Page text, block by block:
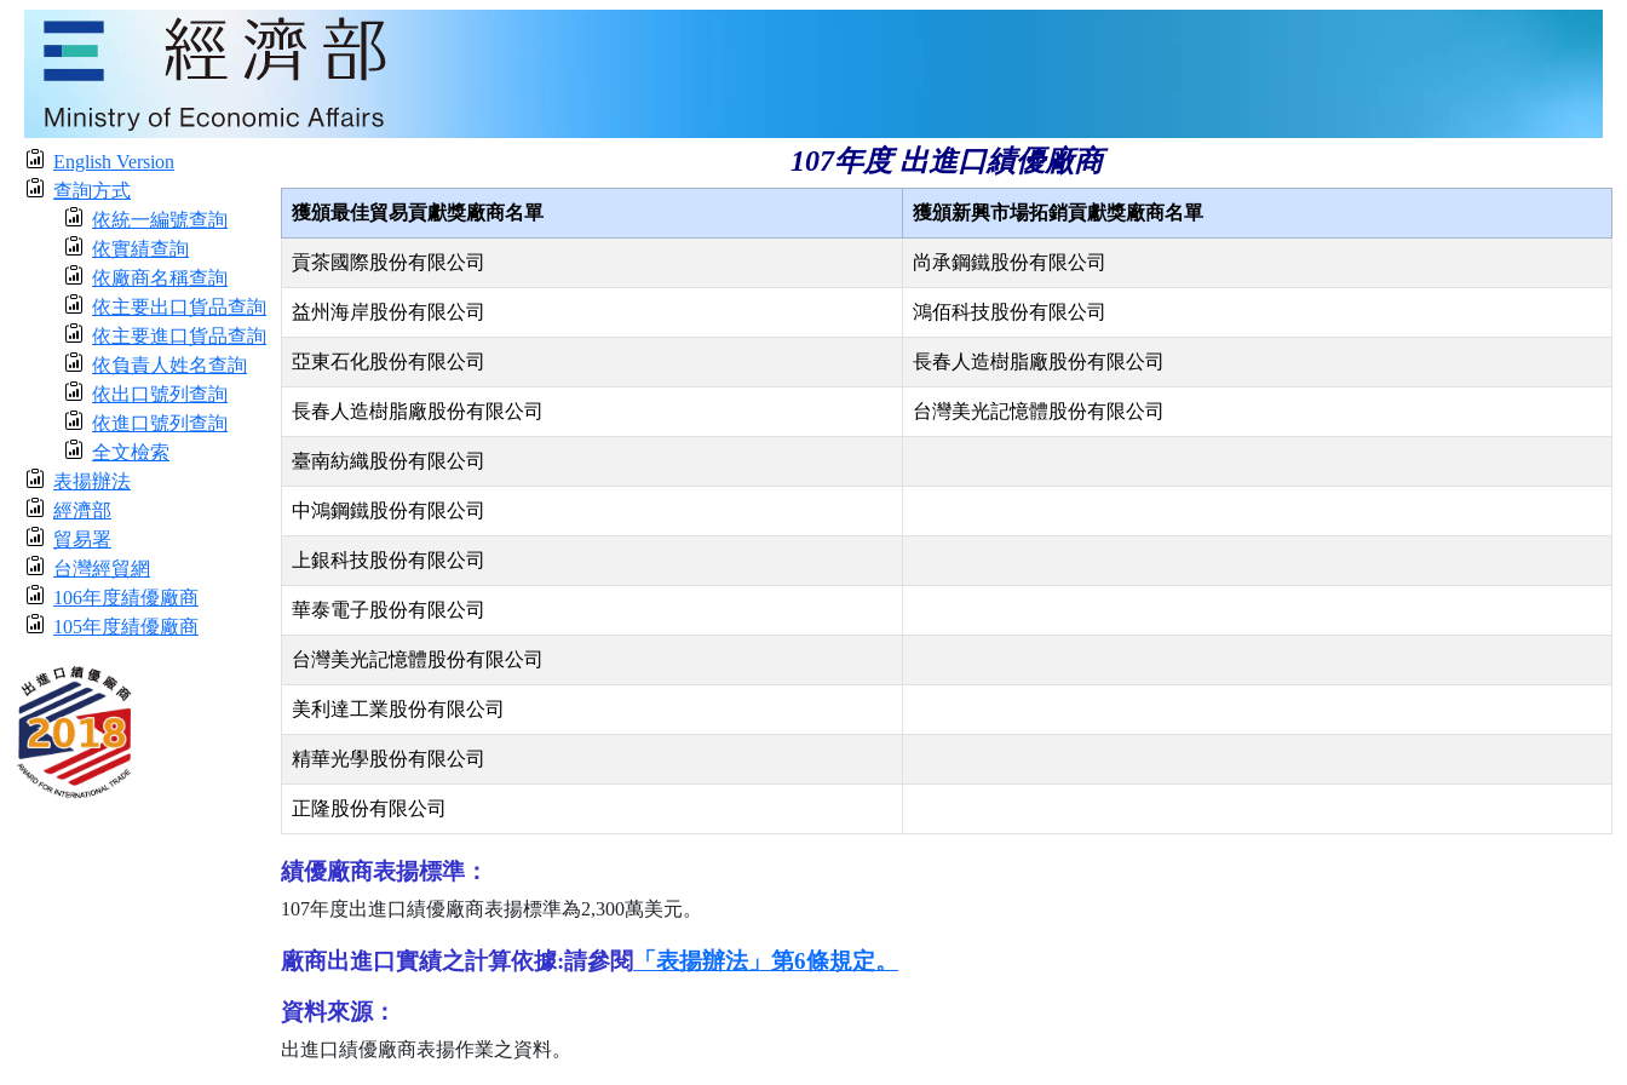
English Version
查詢方式
依統一編號查詢
依實績查詢
依廠商名稱查詢
依主要出口貨品查詢
依主要進口貨品查詢
依負責人姓名查詢
依出口號列查詢
依進口號列查詢
全文檢索
表揚辦法
經濟部
貿易署
台灣經貿網
106年度績優廠商
105年度績優廠商
107年度 出進口績優廠商
獲頒最佳貿易貢獻獎廠商名單 獲頒新興市場拓銷貢獻獎廠商名單
貢茶國際股份有限公司 尚承鋼鐵股份有限公司
益州海岸股份有限公司 鴻佰科技股份有限公司
亞東石化股份有限公司 長春人造樹脂廠股份有限公司
長春人造樹脂廠股份有限公司 台灣美光記憶體股份有限公司
臺南紡織股份有限公司
中鴻鋼鐵股份有限公司
上銀科技股份有限公司
華泰電子股份有限公司
台灣美光記憶體股份有限公司
美利達工業股份有限公司
精華光學股份有限公司
正隆股份有限公司
績優廠商表揚標準：
107年度出進口績優廠商表揚標準為2,300萬美元。
廠商出進口實績之計算依據:請參閱 「表揚辦法」第6條規定。
資料來源：
出進口績優廠商表揚作業之資料。